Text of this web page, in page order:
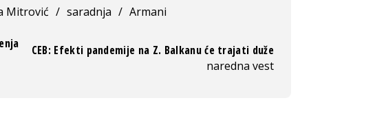
Mitrović / saradnja / Armani
CEB: Efekti pandemije na Z. Balkanu će trajati duže
naredna vest